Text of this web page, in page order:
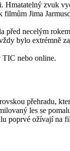
zvuk
Jima
před necelým
bylo extrémně
TIC nebo online.
přehradu,
les se
poprvé ožívají